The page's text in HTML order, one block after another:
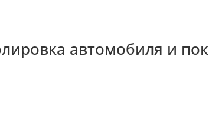
автомобиля и